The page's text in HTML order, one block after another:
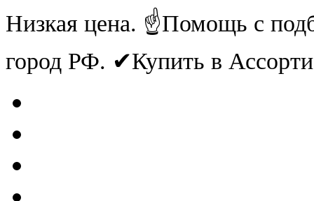
Низкая цена. ☝Помощь с
город РФ. ✔Купить в